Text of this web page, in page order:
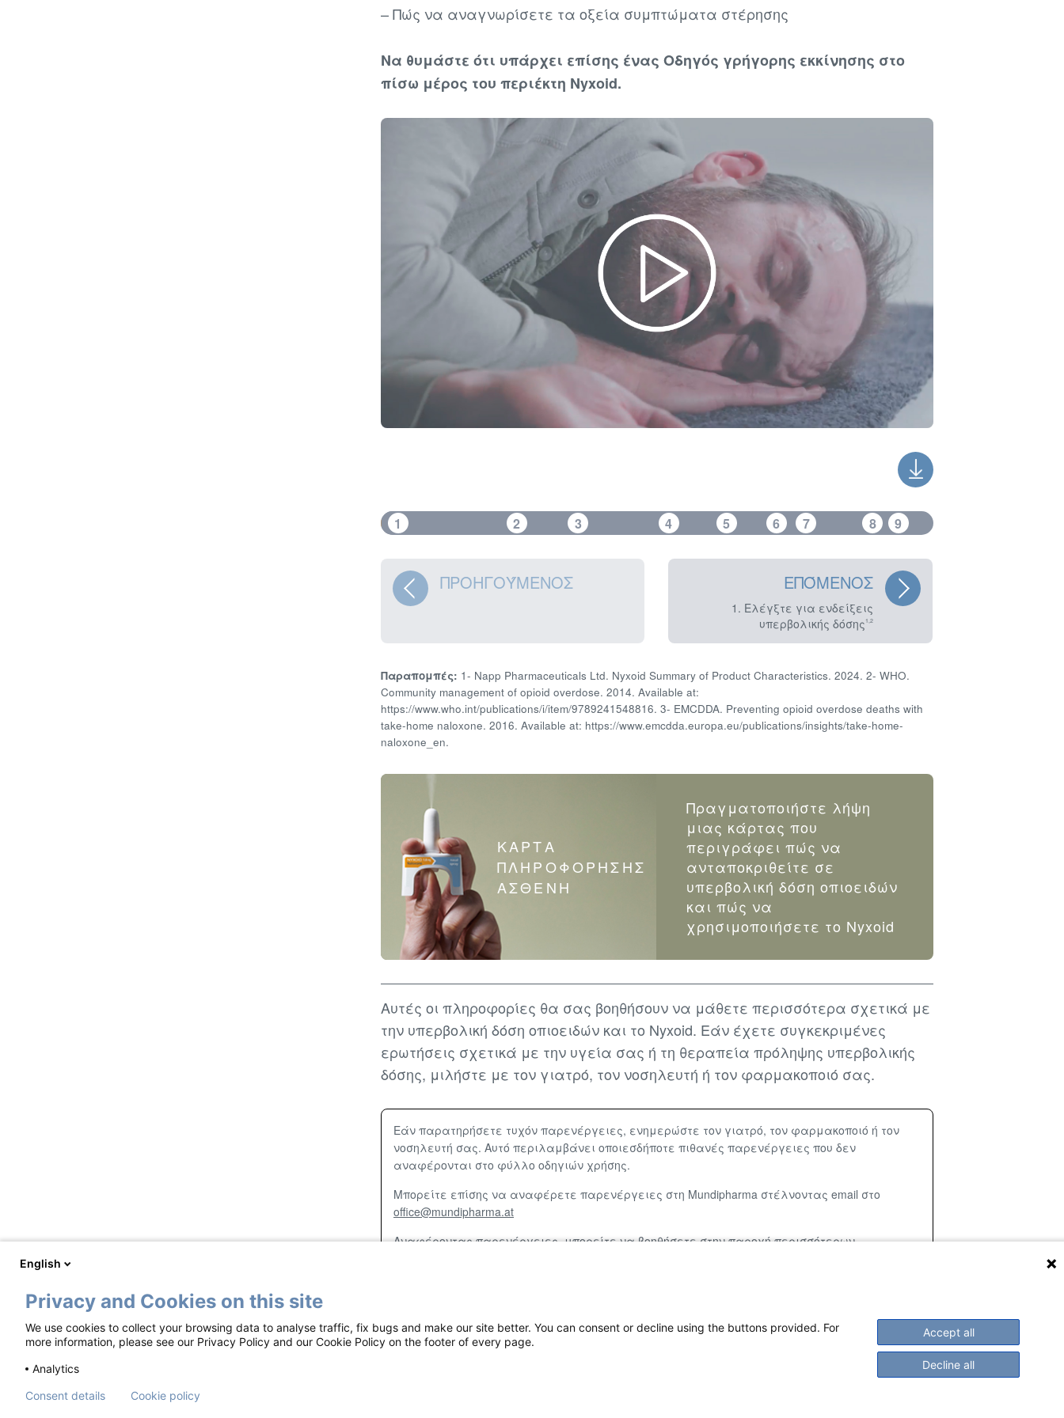
Πώς να αναγνωρίσετε τα οξεία συμπτώματα στέρησης
Να θυμάστε ότι υπάρχει επίσης ένας Οδηγός γρήγορης εκκίνησης στο
πίσω μέρος του περιέκτη Nyxoid.
1 2 3 4 5 6 7 8 9
ΠΡΟΗΓΟΎΜΕΝΟΣ ΕΠΌΜΕΝΟΣ
1. Ελέγξτε για ενδείξεις
υπερβολικής δόσης 1,2
Παραπομπές: 1- Napp Pharmaceuticals Ltd. Nyxoid Summary of Product Characteristics. 2024. 2- WHO.
Community management of opioid overdose. 2014. Available at:
https://www.who.int/publications/i/item/9789241548816. 3- EMCDDA. Preventing opioid overdose deaths with
take-home naloxone. 2016. Available at: https://www.emcdda.europa.eu/publications/insights/take-home-
naloxone_en.
ΚΑΡΤΑ
ΠΛΗΡΟΦΟΡΗΣΗΣ
ΑΣΘΕΝΗ
Πραγματοποιήστε λήψη
μιας κάρτας που
περιγράφει πώς να
ανταποκριθείτε σε
υπερβολική δόση οπιοειδών
και πώς να
χρησιμοποιήσετε το Nyxoid
Αυτές οι πληροφορίες θα σας βοηθήσουν να μάθετε περισσότερα σχετικά με
την υπερβολική δόση οπιοειδών και το Nyxoid. Εάν έχετε συγκεκριμένες
ερωτήσεις σχετικά με την υγεία σας ή τη θεραπεία πρόληψης υπερβολικής
δόσης, μιλήστε με τον γιατρό, τον νοσηλευτή ή τον φαρμακοποιό σας.
Εάν παρατηρήσετε τυχόν παρενέργειες, ενημερώστε τον γιατρό, τον φαρμακοποιό ή τον
νοσηλευτή σας. Αυτό περιλαμβάνει οποιεσδήποτε πιθανές παρενέργειες που δεν
αναφέρονται στο φύλλο οδηγιών χρήσης.
Μπορείτε επίσης να αναφέρετε παρενέργειες στη Mundipharma στέλνοντας email στο
office@mundipharma.at
Αναφέροντας παρενέργειες, μπορείτε να βοηθήσετε στην παροχή περισσότερων
Footer
Όροι χρήσης Ειδοποίηση απορρήτου Πολιτική για τα cookies Επικοινωνήστε μαζί μας
Αυτά τα υλικά διατίθενται σύμφωνα με ένα Σχέδιο Διαχείρισης Κινδύνου (ΣΔΚ) του Ευρωπαϊκού Οργανισμού Φαρμάκων (ΕΜΑ).
Αριθμός εργασίας: GBL-S-NYX-2500001. Ημερομηνία προετοιμασίας: Ιούλιος 2025.
English
Privacy and Cookies on this site
We use cookies to collect your browsing data to analyse traffic, fix bugs and make our site better. You can consent or decline using the buttons provided. For
more information, please see our Privacy Policy and our Cookie Policy on the footer of every page.
Analytics
Accept all
Decline all
Consent details Cookie policy